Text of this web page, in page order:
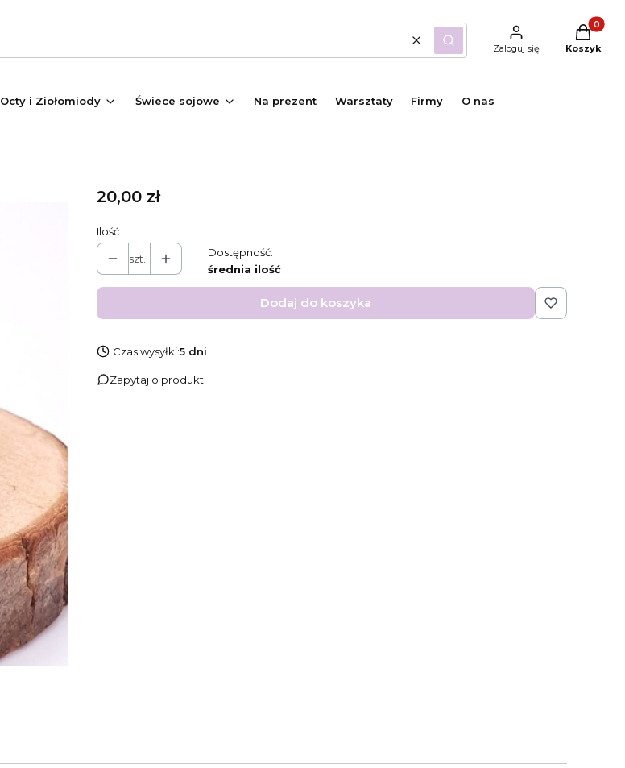
WyczyśćSzukaj Zaloguj się Koszyk
Octy i Ziołomiody Świece sojowe Na prezent Warsztaty Firmy O nas
Cena
20,00 zł
Ilość
szt.
Dostępność:
średnia ilość
Dodaj do koszyka
Czas wysyłki:5 dni
Zapytaj o produkt